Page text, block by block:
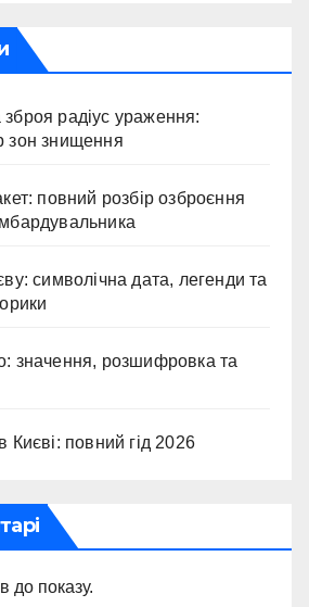
радіус ураження:
зон знищення
повний розбір озброєння
символічна дата, легенди та
значення, розшифровка та
Києві: повний гід 2026
до показу.